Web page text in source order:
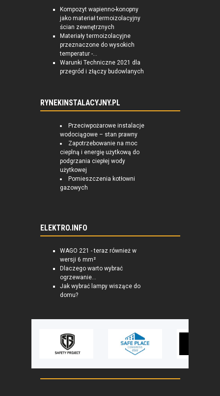
Kompozyt wapienno-konopny
jako materiał termoizolacyjny
ścian zewnętrznych
Materiały termoizolacyjne
przeznaczone do wysokich
temperatur -...
Warunki Techniczne 2021 dla
przegród i złączy budowlanych
RYNEKINSTALACYJNY.PL
Przeciwpożarowe instalacje
wodociągowe – stan prawny
Zapotrzebowanie na moc
cieplną i energię użytkową do
podgrzania ciepłej wody
użytkowej
Pomieszczenia kotłowni
gazowych
ELEKTRO.INFO
WAGO 221 - teraz również w
wersji 6 mm²
Dlaczego warto wybrać
ogrzewanie...
Jak wybrać lampy wiszące do
domu?